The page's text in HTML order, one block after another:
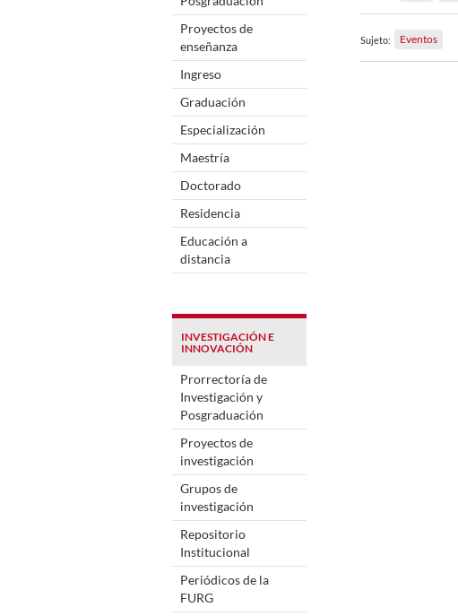
Proyectos de
enseñanza
Ingreso
Graduación
Especialización
Maestría
Doctorado
Residencia
Educación a
distancia
INVESTIGACIÓN E
INNOVACIÓN
Prorrectoría de
Investigación y
Posgraduación
Proyectos de
investigación
Grupos de
investigación
Repositorio
Institucional
Periódicos de la
FURG
Sujeto: Eventos